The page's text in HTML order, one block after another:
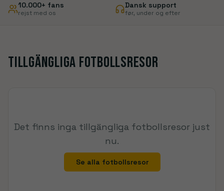
10.000+ fans
rejst med os
Dansk support
før, under og efter
Tillgängliga fotbollsresor
Det finns inga tillgängliga fotbollsresor just
nu.
Se alla fotbollsresor